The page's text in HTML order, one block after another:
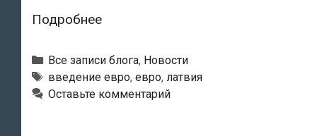
ПодробнееЗа
первых
месяца
нового
Рубрики
Все записи блога, Новости
Тэги
введение евро, евро, латвия
Оставьте комментарий